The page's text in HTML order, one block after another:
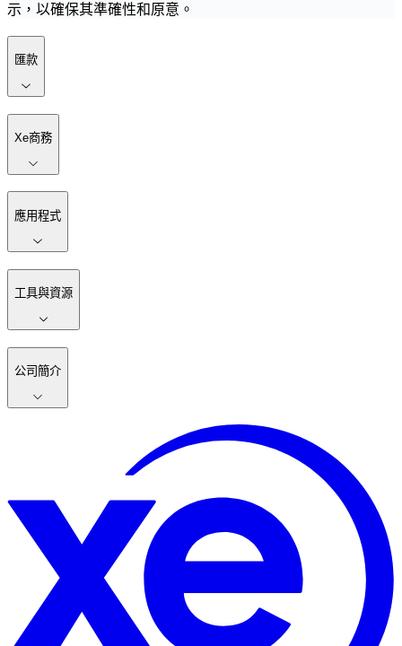
示，以確保其準確性和原意。
匯款
Xe商務
應用程式
工具與資源
公司簡介